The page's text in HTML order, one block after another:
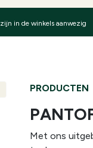
zijn in de winkels aanwezig
PRODUCTEN
Met ons